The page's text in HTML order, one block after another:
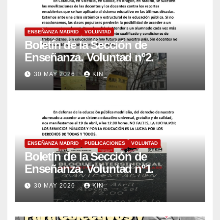
ENSEÑANZA MADRID VOLUNTAD
Boletín de la Sección de
Enseñanza. Voluntad nº2.
30 MAY 2026 KIN_
ENSEÑANZA MADRID PUBLICACIONES VOLUNTAD
Boletín de la Sección de
Enseñanza. Voluntad nº1.
30 MAY 2026 KIN_